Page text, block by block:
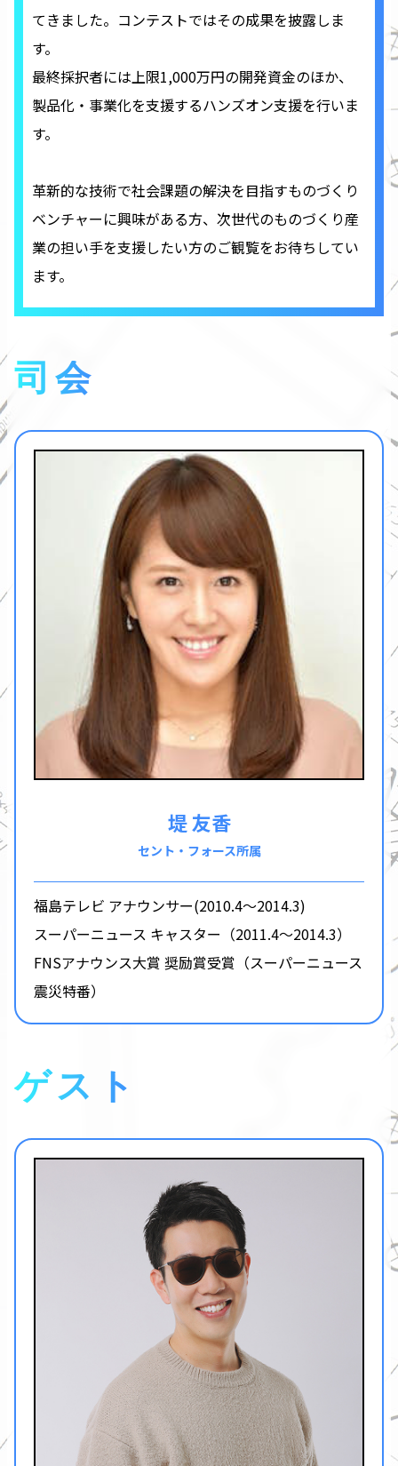
てきました。コンテストではその成果を披露しま
す。
最終採択者には上限1,000万円の開発資⾦のほか、
製品化・事業化を支援するハンズオン支援を行いま
す。
革新的な技術で社会課題の解決を目指すものづくり
ベンチャーに興味がある方、次世代のものづくり産
業の担い手を支援したい方のご観覧をお待ちしてい
ます。
司会
堤 友香
セント・フォース所属
福島テレビ アナウンサー(2010.4～2014.3)
スーパーニュース キャスター（2011.4～2014.3）
FNSアナウンス大賞 奨励賞受賞（スーパーニュース
震災特番）
ゲスト